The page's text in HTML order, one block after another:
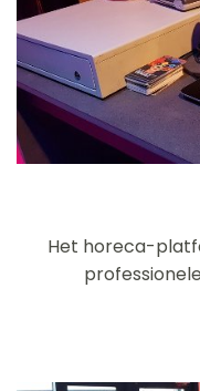
Het horeca-